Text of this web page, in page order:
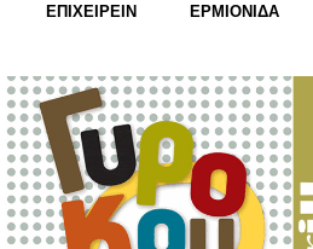
ΕΠΙΧΕΙΡΕΙΝ ΕΡΜΙΟΝΙΔΑ